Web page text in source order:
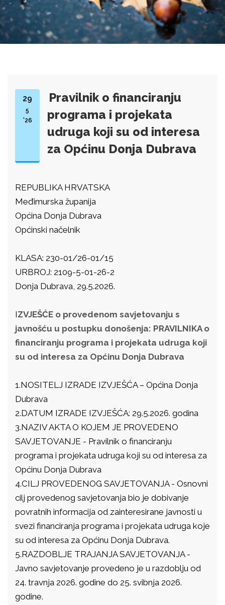
29
5
'26
Pravilnik o financiranju
programa i projekata
udruga koji su od interesa
za Općinu Donja Dubrava
REPUBLIKA HRVATSKA
Međimurska županija
Općina Donja Dubrava
Općinski načelnik
KLASA: 230-01/26-01/15
URBROJ: 2109-5-01-26-2
Donja Dubrava, 29.5.2026.
IZVJEŠĆE o provedenom savjetovanju s
javnošću u postupku donošenja: PRAVILNIKA o
financiranju programa i projekata udruga koji
su od interesa za Općinu Donja Dubrava
1.NOSITELJ IZRADE IZVJEŠĆA – Općina Donja
Dubrava
2.DATUM IZRADE IZVJEŠĆA: 29.5.2026. godina
3.NAZIV AKTA O KOJEM JE PROVEDENO
SAVJETOVANJE - Pravilnik o financiranju
programa i projekata udruga koji su od interesa za
Općinu Donja Dubrava
4.CILJ PROVEDENOG SAVJETOVANJA - Osnovni
cilj provedenog savjetovanja bio je dobivanje
povratnih informacija od zainteresirane javnosti u
svezi financiranja programa i projekata udruga koje
su od interesa za Općinu Donja Dubrava.
5.RAZDOBLJE TRAJANJA SAVJETOVANJA -
Javno savjetovanje provedeno je u razdoblju od
24. travnja 2026. godine do 25. svibnja 2026.
godine.